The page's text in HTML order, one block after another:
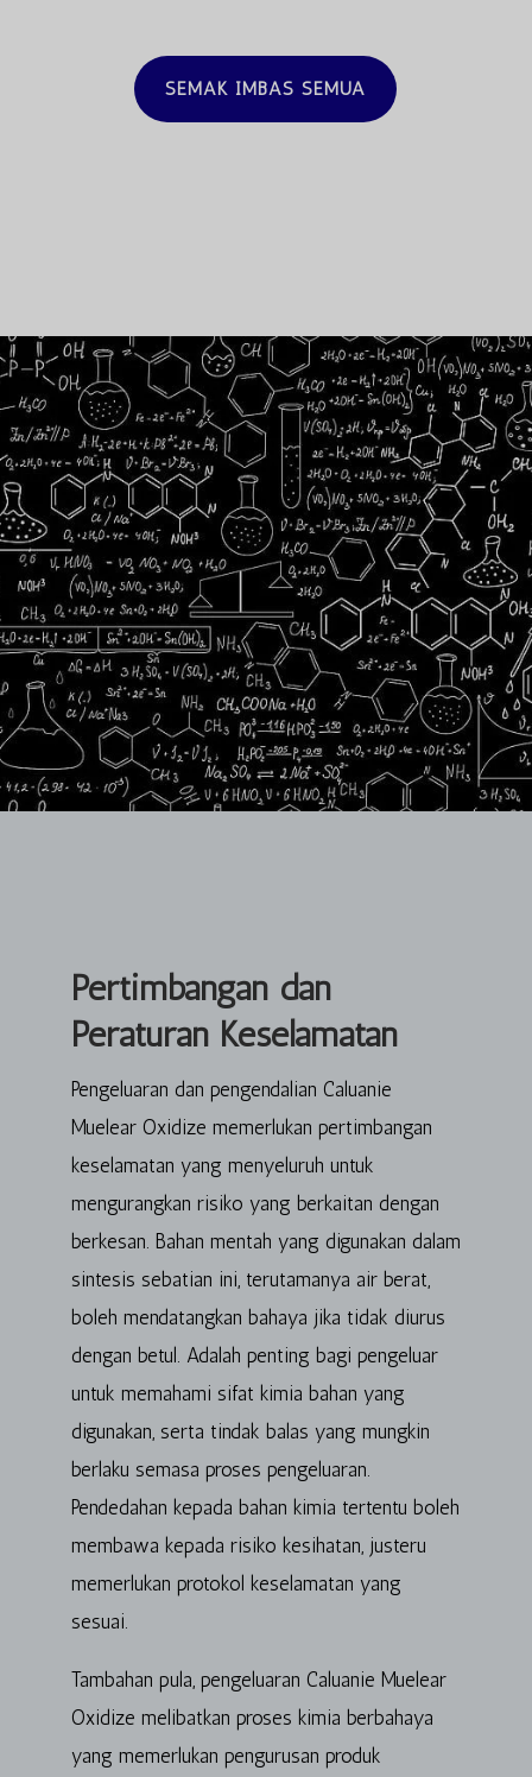
SEMAK IMBAS SEMUA
Pertimbangan dan
Peraturan Keselamatan
Pengeluaran dan pengendalian Caluanie
Muelear Oxidize memerlukan pertimbangan
keselamatan yang menyeluruh untuk
mengurangkan risiko yang berkaitan dengan
berkesan. Bahan mentah yang digunakan dalam
sintesis sebatian ini, terutamanya air berat,
boleh mendatangkan bahaya jika tidak diurus
dengan betul. Adalah penting bagi pengeluar
untuk memahami sifat kimia bahan yang
digunakan, serta tindak balas yang mungkin
berlaku semasa proses pengeluaran.
Pendedahan kepada bahan kimia tertentu boleh
membawa kepada risiko kesihatan, justeru
memerlukan protokol keselamatan yang
sesuai.
Tambahan pula, pengeluaran Caluanie Muelear
Oxidize melibatkan proses kimia berbahaya
yang memerlukan pengurusan produk